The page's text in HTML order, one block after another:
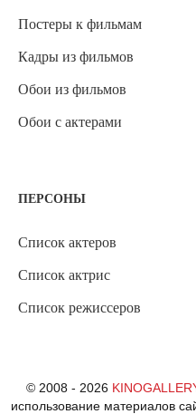
Постеры к фильмам
Кадры из фильмов
Обои из фильмов
Обои с актерами
ПЕРСОНЫ
Список актеров
Список актрис
Список режиссеров
© 2008 - 2026
использование материалов